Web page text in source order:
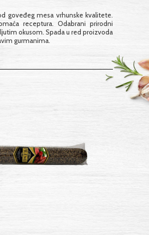
goveđeg mesa vrhunske kvalitete.
receptura. Odabrani prirodni
okusom. Spada u red proizvoda
gurmanima.